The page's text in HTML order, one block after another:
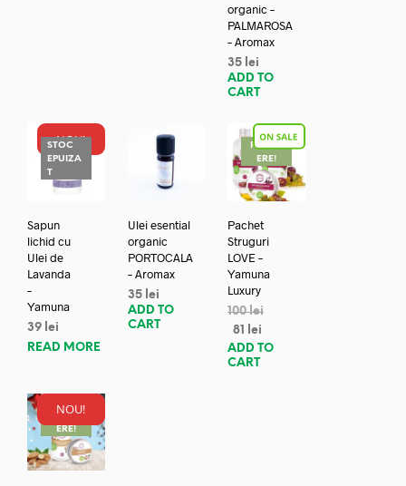
organic –
PALMAROSA
– Aromax
35 lei
ADD TO
CART
NOU!
STOC
EPUIZA
T
Sapun
lichid cu
Ulei de
Lavanda
–
Yamuna
39 lei
READ MORE
Ulei esential
organic
PORTOCALA
– Aromax
35 lei
ADD TO
CART
REDUC
ERE!
Pachet
Struguri
LOVE –
Yamuna
Luxury
100lei
81
lei
ADD TO
CART
NOU!
REDUC
ERE!